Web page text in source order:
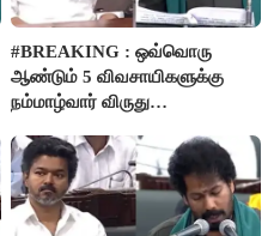
#BREAKING : ஒவ்வொரு
ஆண்டும் 5 விவசாயிகளுக்கு
நம்மாழ்வார் விருது